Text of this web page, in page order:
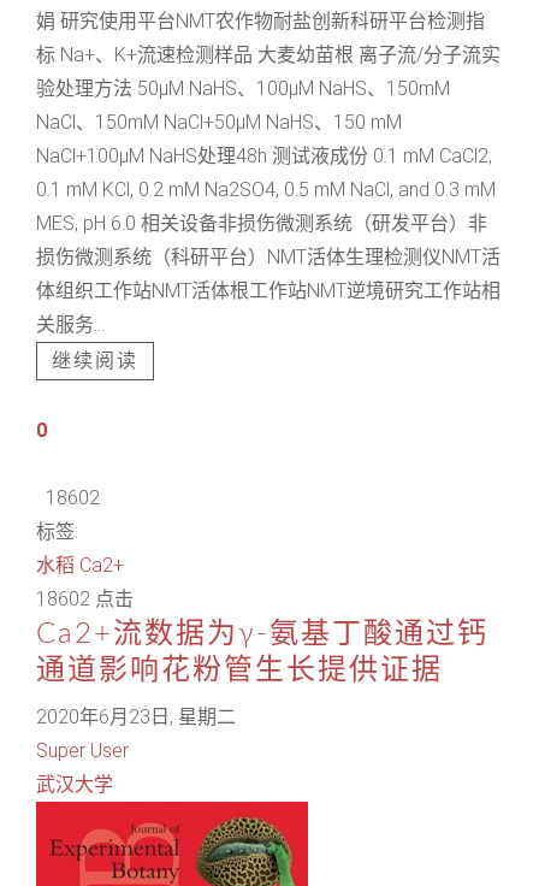
娟 研究使用平台NMT农作物耐盐创新科研平台检测指
标 Na+、K+流速检测样品 大麦幼苗根 离子流/分子流实
验处理方法 50μM NaHS、100μM NaHS、150mM
NaCl、150mM NaCl+50μM NaHS、150 mM
NaCl+100μM NaHS处理48h 测试液成份 0.1 mM CaCl2,
0.1 mM KCl, 0.2 mM Na2SO4, 0.5 mM NaCl, and 0.3 mM
MES, pH 6.0 相关设备非损伤微测系统（研发平台）非
损伤微测系统（科研平台）NMT活体生理检测仪NMT活
体组织工作站NMT活体根工作站NMT逆境研究工作站相
关服务...
继续阅读
0
18602
标签:
水稻 Ca2+
18602 点击
Ca2+流数据为γ-氨基丁酸通过钙
通道影响花粉管生长提供证据
2020年6月23日, 星期二
Super User
武汉大学